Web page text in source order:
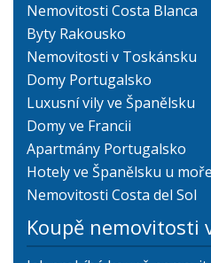
Nemovitosti Costa Blanca
Byty Rakousko
Nemovitosti v Toskánsku
Domy Portugalsko
Luxusní vily ve Španělsku
Domy ve Francii
Apartmány Portugalsko
Hotely ve Španělsku u moře
Nemovitosti Costa del Sol
Koupě nemovitosti